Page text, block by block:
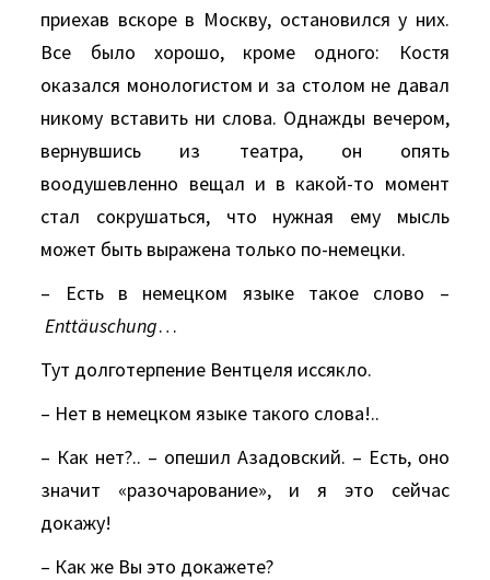
приехав вскоре в Москву, остановился у них.
Все было хорошо, кроме одного: Костя
оказался монологистом и за столом не давал
никому вставить ни слова. Однажды вечером,
вернувшись из театра, он опять
воодушевленно вещал и в какой-то момент
стал сокрушаться, что нужная ему мысль
может быть выражена только по-немецки.
– Есть в немецком языке такое слово –
Enttäuschung…
Тут долготерпение Вентцеля иссякло.
– Нет в немецком языке такого слова!..
– Как нет?.. – опешил Азадовский. – Есть, оно
значит «разочарование», и я это сейчас
докажу!
– Как же Вы это докажете?